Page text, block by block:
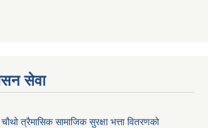
सेवा
त्रैमासिक सामाजिक सुरक्षा भत्ता वितरणको